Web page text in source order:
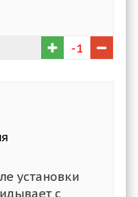
-1
установки
с